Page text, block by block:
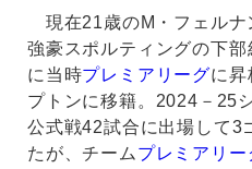
現在21歳のM・フェルナ
強豪スポルティングの下
に当時プレミアリーグに昇
プトンに移籍。2024－25
公式戦42試合に出場して3
たが、チームプレミアリー